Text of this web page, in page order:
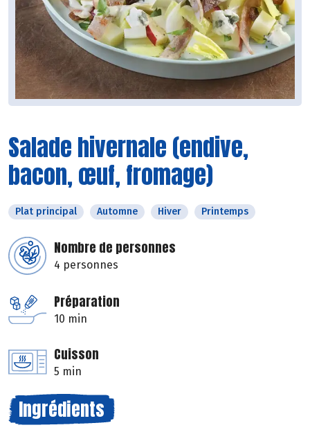
Salade hivernale (endive,
bacon, œuf, fromage)
Plat principal Automne Hiver Printemps
Nombre de personnes
4 personnes
Préparation
10 min
Cuisson
5 min
Ingrédients